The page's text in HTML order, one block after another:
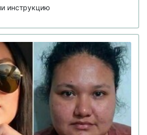
инструкцию